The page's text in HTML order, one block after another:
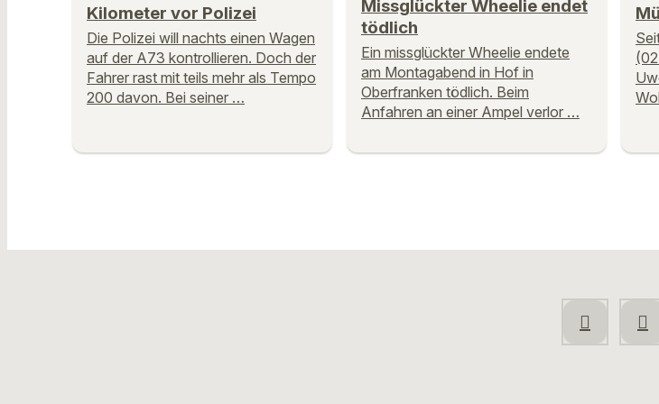
Kilometer vor Polizei
Die Polizei will nachts einen Wagen
auf der A73 kontrollieren. Doch der
Fahrer rast mit teils mehr als Tempo
200 davon. Bei seiner …
Missglückter Wheelie endet
tödlich
Ein missglückter Wheelie endete
am Montagabend in Hof in
Oberfranken tödlich. Beim
Anfahren an einer Ampel verlor …